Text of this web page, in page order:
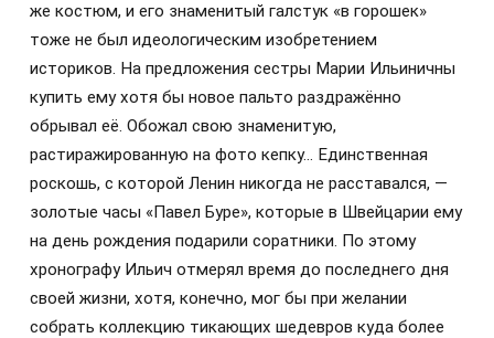
же костюм, и его знаменитый галстук «в горошек»
тоже не был идеологическим изобретением
историков. На предложения сестры Марии Ильиничны
купить ему хотя бы новое пальто раздражённо
обрывал её. Обожал свою знаменитую,
растиражированную на фото кепку… Единственная
роскошь, с которой Ленин никогда не расставался, —
золотые часы «Павел Буре», которые в Швейцарии ему
на день рождения подарили соратники. По этому
хронографу Ильич отмерял время до последнего дня
своей жизни, хотя, конечно, мог бы при желании
собрать коллекцию тикающих шедевров куда более